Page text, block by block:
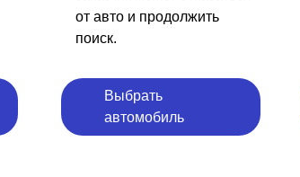
от авто и продолжить
поиск.
Выбрать
автомобиль